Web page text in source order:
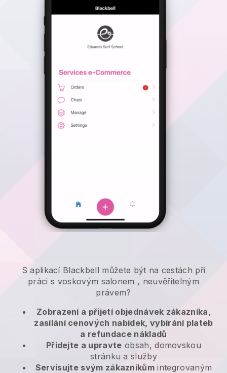
S aplikací Blackbell můžete být na cestách při
práci s voskovým salonem , neuvěřitelným
právem?
Zobrazení a přijetí objednávek zákazníka,
zasílání cenových nabídek, vybírání plateb
a refundace nákladů
Přidejte a upravte obsah, domovskou
stránku a služby
Servisujte svým zákazníkům integrovaným